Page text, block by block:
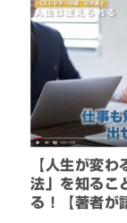
【人生が変
法」を知るこ
る！【著者が